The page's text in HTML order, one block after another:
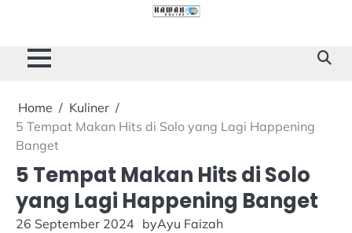
content
Home
Kuliner
5 Tempat Makan Hits di Solo yang Lagi Happening
Banget
5 Tempat Makan Hits di Solo
yang Lagi Happening Banget
26 September 2024 byAyu Faizah